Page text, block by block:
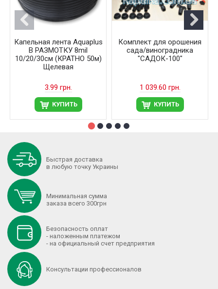
Капельная лента Aquaplus
В РАЗМОТКУ 8mil
10/20/30см (КРАТНО 50м)
Щелевая
3.99 грн.
КУПИТЬ
Комплект для орошения
сада/виноградника
"САДОК-100"
1 039.60 грн.
КУПИТЬ
Быстрая доставка
в любую точку Украины
Минимальная сумма
заказа всего 300грн
Безопасность оплат
- наложенным платежом
- на официальный счет предприятия
Консультации профессионалов